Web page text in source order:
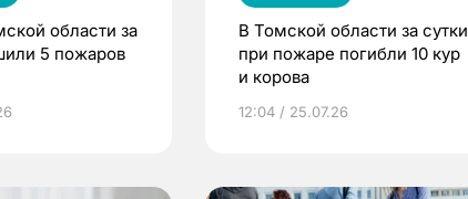
области за
5 пожаров
В Томской области за сутки
при пожаре погибли 10 кур
и корова
12:04 / 25.07.26